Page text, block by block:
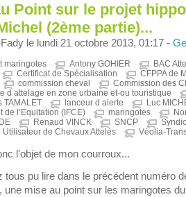
Point sur le projet
(2ème partie)...
le lundi 21 octobre 2013, 01:17 -
maringotes Antony GOHIER
BAC
Certificat de Spécialisation
CFPPA de
commission cheval
Commission des
d attelage en zone urbaine et-ou touristique
TAMALET
lanceur d alerte
Luc
de l’Equitation (IFCE)
maringotes
Renaud VINCK SNCP
Utilisateur de Chevaux Attelés Véolia-
l'objet de mon courroux...
tous pu lire dans le précédent numéro
une mise au point sur les maringotes